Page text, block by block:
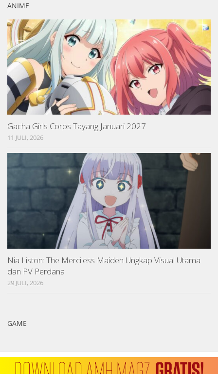
ANIME
Gacha Girls Corps Tayang Januari 2027
11 JULI, 2026
Nia Liston: The Merciless Maiden Ungkap Visual Utama
dan PV Perdana
29 JULI, 2026
GAME